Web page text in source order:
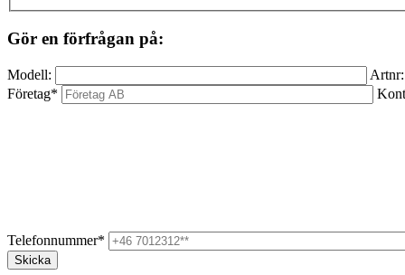
Gör en förfrågan på:
Modell:
Artnr:
Företag*
Telefonnummer*